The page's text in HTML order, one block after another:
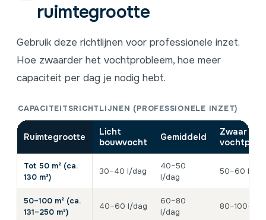
ruimtegrootte
Gebruik deze richtlijnen voor professionele inzet.
Hoe zwaarder het vochtprobleem, hoe meer
capaciteit per dag je nodig hebt.
CAPACITEITSRICHTLIJNEN (PROFESSIONELE INZET)
Ruimtegrootte
Licht
bouwvocht
Gemiddeld
Zwaar
Tot 50 m² (ca.
130 m³)
30–40 l/dag
40–50
l/dag
50–60 l/
50–100 m² (ca.
131–250 m³)
40–60 l/dag
60–80
l/dag
80–100+ l/